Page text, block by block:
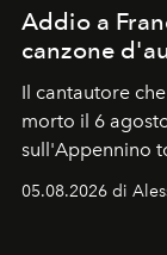
Addio a
canzone
Il cantautore
morto il 6
sull'Appennino
05.08.2026 di